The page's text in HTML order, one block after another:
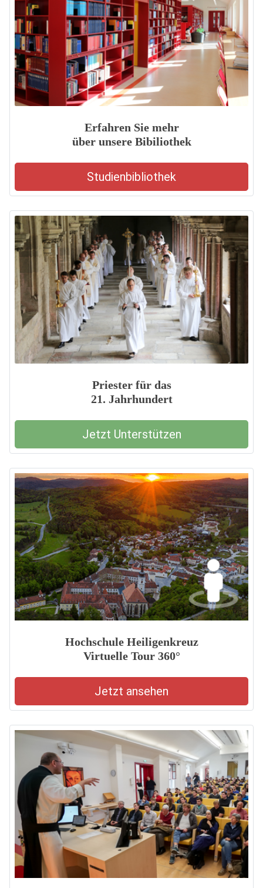
Erfahren Sie mehr
über unsere Bibiliothek
Studienbibliothek
Priester für das
21. Jahrhundert
Jetzt Unterstützen
Hochschule Heiligenkreuz
Virtuelle Tour 360°
Jetzt ansehen